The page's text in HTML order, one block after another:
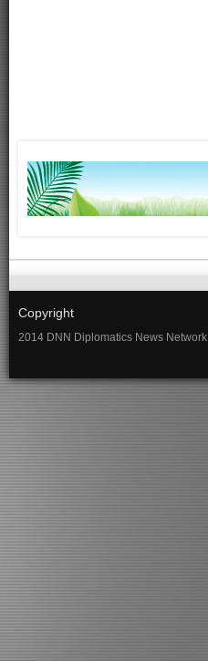
Copyright
2014 DNN Diplomatics News Network